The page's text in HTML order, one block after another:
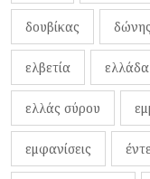
δουβίκας
ελβετία ελλάδα
ελλάς σύρου
εμφανίσεις